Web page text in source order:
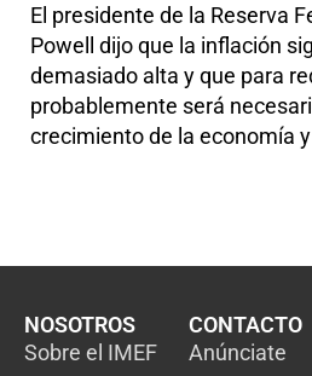
El presidente de la Reserva
Powell dijo que la inflación
demasiado alta y que para
probablemente será
crecimiento de la economía
NOSOTROS
Sobre el IMEF
CONTACTO
Anúnciate